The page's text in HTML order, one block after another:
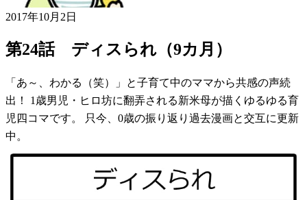
2017年10月2日
第24話 ディスられ（9カ月）
「あ～、わかる（笑）」と子育て中のママから共感の声続
出！ 1歳男児・ヒロ坊に翻弄される新米母が描くゆるゆる育
児四コマです。 只今、0歳の振り返り過去漫画と交互に更新
中。